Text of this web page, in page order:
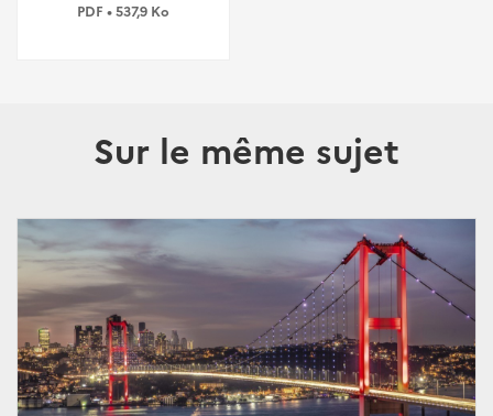
PDF • 537,9 Ko
Sur le même sujet